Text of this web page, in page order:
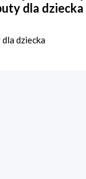
dla dziecka
dziecka